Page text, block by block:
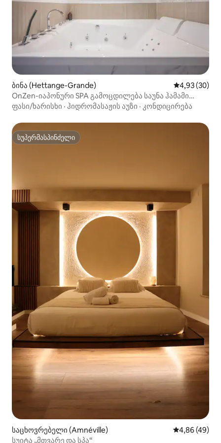
ბინა (Hettange-Grande) საშუალო
4,93 (30)
OnZen-იაპონური SPA გამოცდილება საუნა ჰამამი
ბალნეო
ფასი/ხარისხი · ჰიდრომასაჟის აუზი · კონდიცირება
სუპერმასპინძელი
სუპერმასპინძელი
საცხოვრებელი (Amnéville) საშუალო
4,86 (49)
სუიტა „მთვარე და სპა“